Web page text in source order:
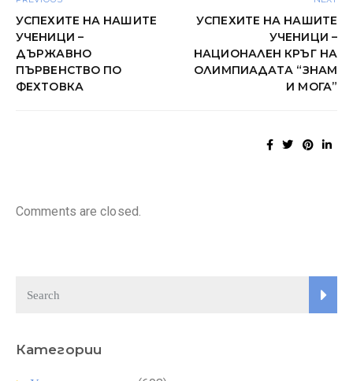
УСПЕХИТЕ НА НАШИТЕ
УЧЕНИЦИ –
ДЪРЖАВНО
ПЪРВЕНСТВО ПО
ФЕХТОВКА
УСПЕХИТЕ НА НАШИТЕ
УЧЕНИЦИ –
НАЦИОНАЛЕН КРЪГ НА
ОЛИМПИАДАТА “ЗНАМ
И МОГА”
Comments are closed.
Категории